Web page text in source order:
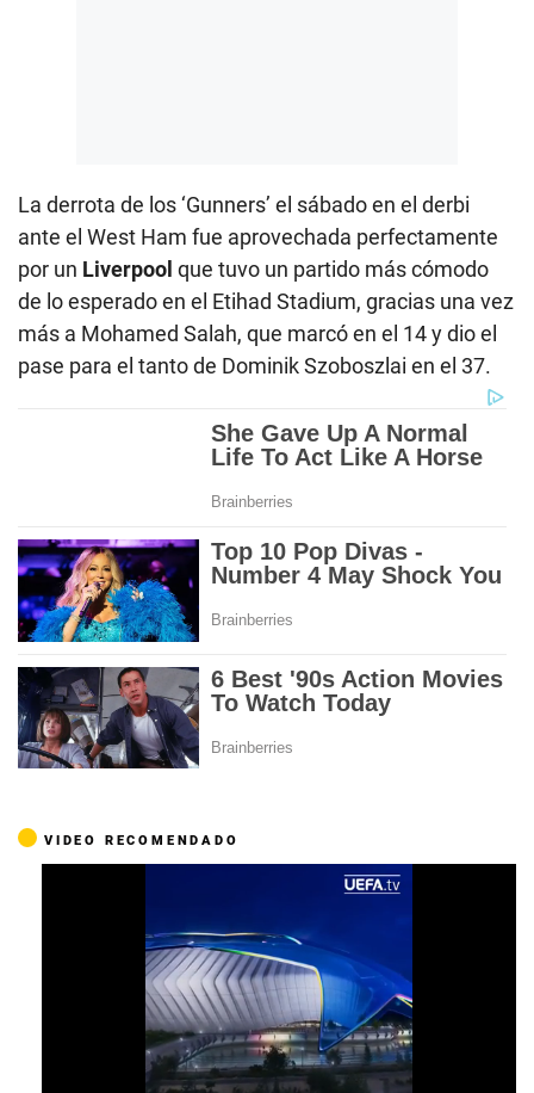
La derrota de los ‘Gunners’ el sábado en el derbi
ante el West Ham fue aprovechada perfectamente
por un Liverpool que tuvo un partido más cómodo
de lo esperado en el Etihad Stadium, gracias una vez
más a Mohamed Salah, que marcó en el 14 y dio el
pase para el tanto de Dominik Szoboszlai en el 37.
VIDEO RECOMENDADO